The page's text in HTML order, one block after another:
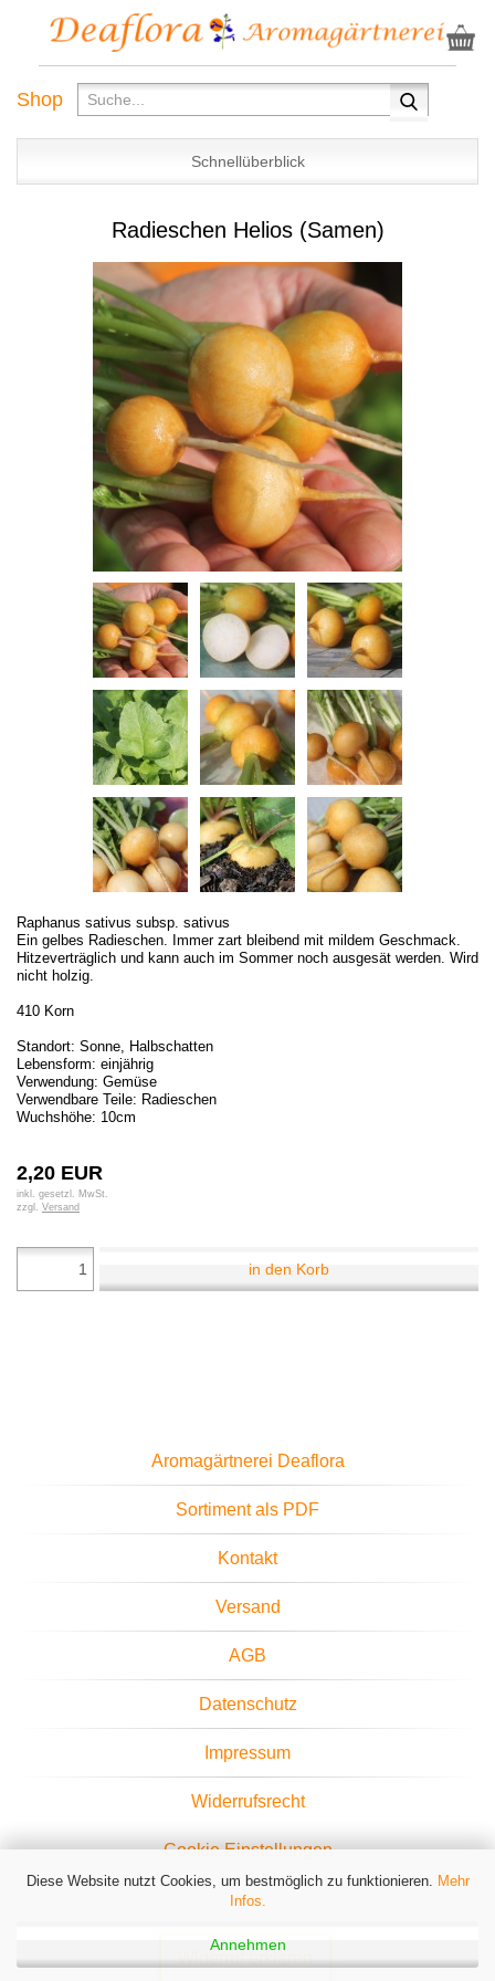
Diese Website nutzt Cookies, um bestmöglich zu funktionieren. Mehr
Infos.
Annehmen
Shop
Schnellüberblick
Radieschen Helios (Samen)
Raphanus sativus subsp. sativus
Ein gelbes Radieschen. Immer zart bleibend mit mildem Geschmack.
Hitzeverträglich und kann auch im Sommer noch ausgesät werden. Wird
nicht holzig.
410 Korn
Standort: Sonne, Halbschatten
Lebensform: einjährig
Verwendung: Gemüse
Verwendbare Teile: Radieschen
Wuchshöhe: 10cm
2,20 EUR
inkl. gesetzl. MwSt.
zzgl. Versand
in den Korb
Aromagärtnerei Deaflora
Sortiment als PDF
Kontakt
Versand
AGB
Datenschutz
Impressum
Widerrufsrecht
Cookie Einstellungen
Widerruf erklären